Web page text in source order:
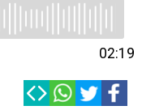
02:19